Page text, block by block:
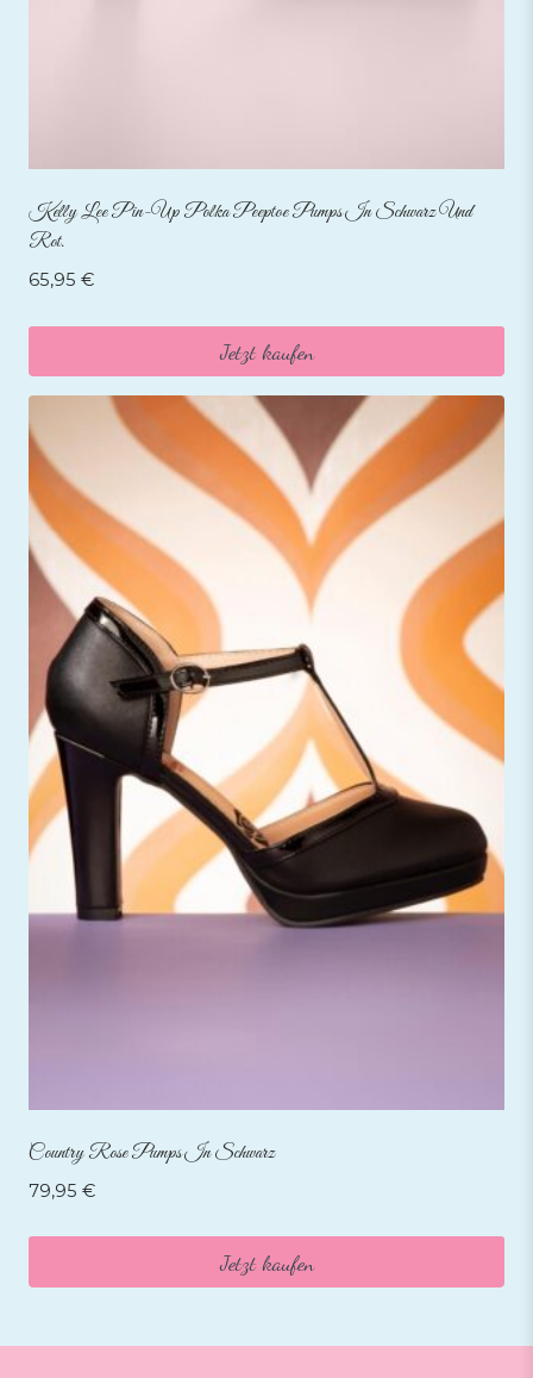
Kelly Lee Pin-Up Polka Peeptoe Pumps In Schwarz Und
Rot.
65,95 €
Jetzt kaufen
Country Rose Pumps In Schwarz
79,95 €
Jetzt kaufen